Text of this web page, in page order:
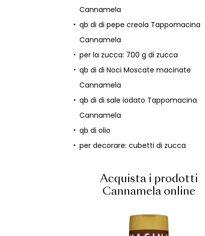
Cannamela
qb di di pepe creola Tappomacina
Cannamela
per la zucca: 700 g di zucca
qb di di Noci Moscate macinate
Cannamela
qb di di sale iodato Tappomacina
Cannamela
qb di olio
per decorare: cubetti di zucca
Acquista i prodotti
Cannamela online